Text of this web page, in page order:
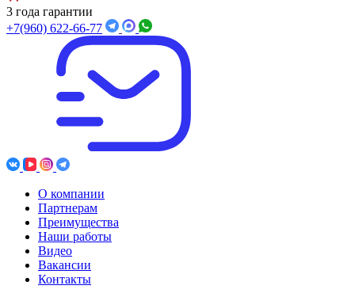
3 года гарантии
+7(960) 622-66-77
О компании
Партнерам
Преимущества
Наши работы
Видео
Вакансии
Контакты